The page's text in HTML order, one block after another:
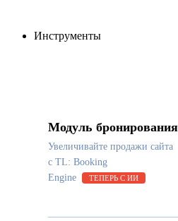
Инструменты
Модуль бронирования
Увеличивайте продажи сайта
с TL: Booking
Engine
ТЕПЕРЬ С ИИ